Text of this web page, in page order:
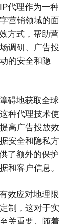
代理作为一种
营销领域的面
方式，帮助营
调研、广告投
的安全和隐
碍地获取全球
种代理技术使
高广告投放效
安全和隐私方
了额外的保护
和客户信息。
效应对地理限
制，这对于实
关重要。随着